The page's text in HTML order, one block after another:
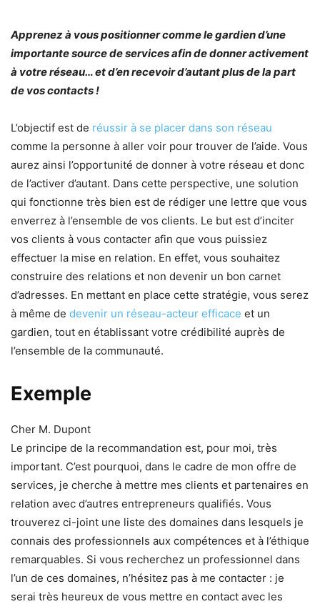
Apprenez à vous positionner comme le gardien d’une
importante source de services afin de donner activement
à votre réseau… et d’en recevoir d’autant plus de la part
de vos contacts !
L’objectif est de réussir à se placer dans son réseau
comme la personne à aller voir pour trouver de l’aide. Vous
aurez ainsi l’opportunité de donner à votre réseau et donc
de l’activer d’autant. Dans cette perspective, une solution
qui fonctionne très bien est de rédiger une lettre que vous
enverrez à l’ensemble de vos clients. Le but est d’inciter
vos clients à vous contacter afin que vous puissiez
effectuer la mise en relation. En effet, vous souhaitez
construire des relations et non devenir un bon carnet
d’adresses. En mettant en place cette stratégie, vous serez
à même de devenir un réseau-acteur efficace et un
gardien, tout en établissant votre crédibilité auprès de
l’ensemble de la communauté.
Exemple
Cher M. Dupont
Le principe de la recommandation est, pour moi, très
important. C’est pourquoi, dans le cadre de mon offre de
services, je cherche à mettre mes clients et partenaires en
relation avec d’autres entrepreneurs qualifiés. Vous
trouverez ci-joint une liste des domaines dans lesquels je
connais des professionnels aux compétences et à l’éthique
remarquables. Si vous recherchez un professionnel dans
l’un de ces domaines, n’hésitez pas à me contacter : je
serai très heureux de vous mettre en contact avec les